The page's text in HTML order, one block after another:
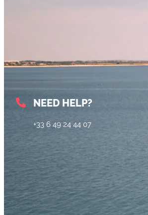
NEED HELP?
+33 6 49 24 44 07